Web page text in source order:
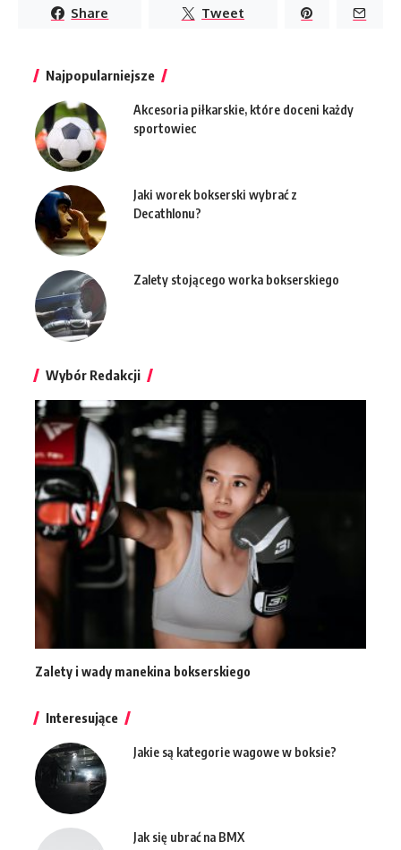
Share Tweet
Najpopularniejsze
Akcesoria piłkarskie, które doceni każdy
sportowiec
Jaki worek bokserski wybrać z
Decathlonu?
Zalety stojącego worka bokserskiego
Wybór Redakcji
Zalety i wady manekina bokserskiego
Interesujące
Jakie są kategorie wagowe w boksie?
Jak się ubrać na BMX